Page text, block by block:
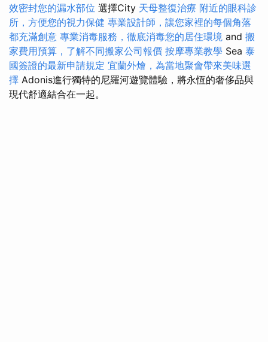
效密封您的漏水部位 選擇City 天母整復治療 附近的眼科診
所，方便您的視力保健 專業設計師，讓您家裡的每個角落
都充滿創意 專業消毒服務，徹底消毒您的居住環境 and 搬
家費用預算，了解不同搬家公司報價 按摩專業教學 Sea 泰
國簽證的最新申請規定 宜蘭外燴，為當地聚會帶來美味選
擇 Adonis進行獨特的尼羅河遊覽體驗，將永恆的奢侈品與
現代舒適結合在一起。